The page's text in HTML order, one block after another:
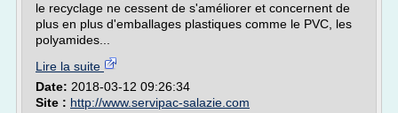
le recyclage ne cessent de s'améliorer et concernent de
plus en plus d'emballages plastiques comme le PVC, les
polyamides...
Lire la suite
Date: 2018-03-12 09:26:34
Site : http://www.servipac-salazie.com